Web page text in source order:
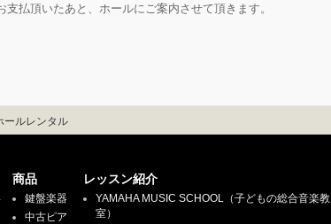
支払頂いたあと、ホールにご案内させて頂きます。
ールレンタル
商品
鍵盤楽器
中古ピア
レッスン紹介
YAMAHA MUSIC SCHOOL（子どもの総合音楽教
室）